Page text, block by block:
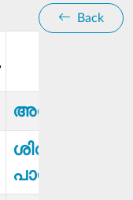
Back
അതുല്‍ എസ്
ശിവന്‍
പാലോട്ട്കാവ്